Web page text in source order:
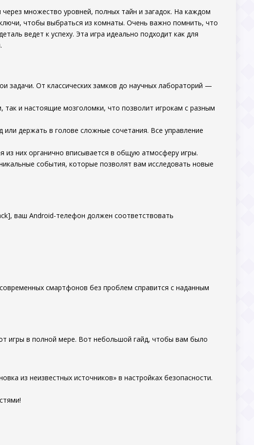
множество уровней, полных тайн и загадок. На каждом
чтобы выбраться из комнаты. Очень важно помнить, что
ведет к успеху. Эта игра идеально подходит как для
задачи. От классических замков до научных лабораторий —
так и настоящие мозголомки, что позволит игрокам с разным
держать в голове сложные сочетания. Все управление
них органично вписывается в общую атмосферу игры.
события, которые позволят вам исследовать новые
ваш Android-телефон должен соответствовать
смартфонов без проблем справится с наданным
игры в полной мере. Вот небольшой гайд, чтобы вам было
из неизвестных источников» в настройках безопасности.